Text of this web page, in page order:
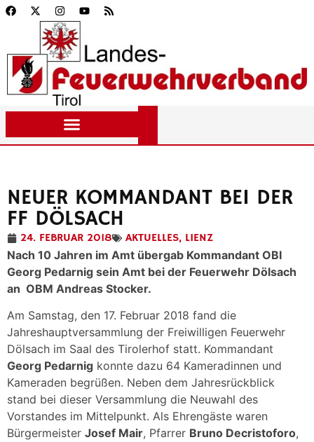
NEUER KOMMANDANT BEI DER
FF DÖLSACH
24. FEBRUAR 2018 AKTUELLES, LIENZ
Nach 10 Jahren im Amt übergab Kommandant OBI
Georg Pedarnig sein Amt bei der Feuerwehr Dölsach
an OBM Andreas Stocker.
Am Samstag, den 17. Februar 2018 fand die
Jahreshauptversammlung der Freiwilligen Feuerwehr
Dölsach im Saal des Tirolerhof statt. Kommandant
Georg Pedarnig konnte dazu 64 Kameradinnen und
Kameraden begrüßen. Neben dem Jahresrückblick
stand bei dieser Versammlung die Neuwahl des
Vorstandes im Mittelpunkt. Als Ehrengäste waren
Bürgermeister Josef Mair, Pfarrer Bruno Decristoforo,